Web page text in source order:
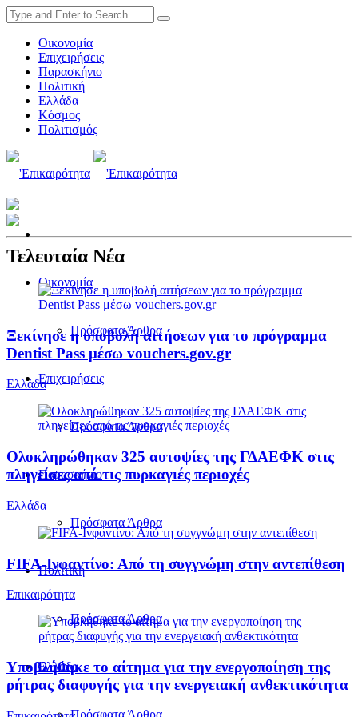
Οικονομία
Επιχειρήσεις
Παρασκήνιο
Πολιτική
Ελλάδα
Κόσμος
Πολιτισμός
Οικονομία
Πρόσφατα Άρθρα
Επιχειρήσεις
Πρόσφατα Άρθρα
Παρασκήνιο
Πρόσφατα Άρθρα
Πολιτική
Πρόσφατα Άρθρα
Ελλάδα
Πρόσφατα Άρθρα
Τελευταία Νέα
Ξεκίνησε η υποβολή αιτήσεων για το πρόγραμμα
Dentist Pass μέσω vouchers.gov.gr
Ελλάδα
Ολοκληρώθηκαν 325 αυτοψίες της ΓΔΑΕΦΚ στις
πληγείσες από τις πυρκαγιές περιοχές
Ελλάδα
FIFA-Ινφαντίνο: Από τη συγγνώμη στην αντεπίθεση
Επικαιρότητα
Υποβλήθηκε το αίτημα για την ενεργοποίηση της
ρήτρας διαφυγής για την ενεργειακή ανθεκτικότητα